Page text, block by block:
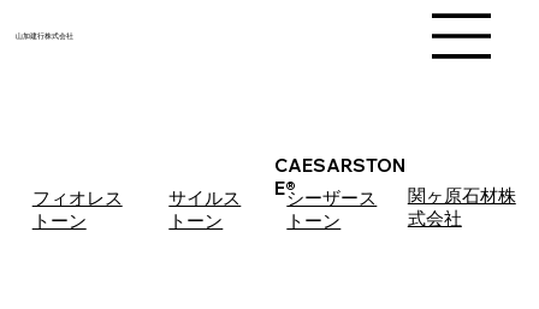
​山加建行株式会社
​フィオレス
トーン
​サイルス
トーン
CAESARSTON
E®​シーザース
トーン
​関ヶ原石材株
式会社